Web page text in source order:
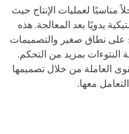
مناسبًا لعمليات الإنتاج حيث
يدويًا بعد المعالجة. هذه
على نطاق صغير والتصميمات
النتوءات بمزيد من التحكم.
العاملة من خلال تصميمها
معها.